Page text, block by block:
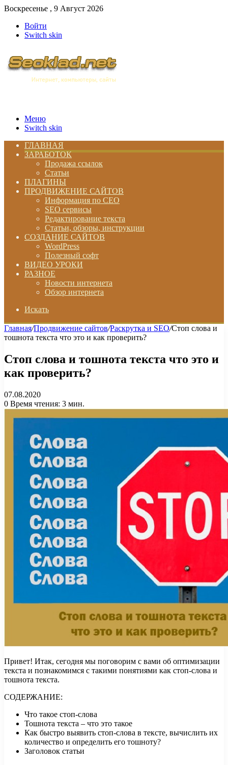
Воскресенье , 9 Август 2026
Войти
Switch skin
Меню
Switch skin
ГЛАВНАЯ
ЗАРАБОТОК
Продажа ссылок
Статьи
ПЛАГИНЫ
ПРОДВИЖЕНИЕ САЙТОВ
Информация по СЕО
SEO сервисы
Редактирование текста
Статьи, обзоры, инструкции
СОЗДАНИЕ САЙТОВ
WordPress
Полезный софт
ВИДЕО УРОКИ
РАЗНОЕ
Новости интернета
Обзор интернета
Искать
Главная/Продвижение сайтов/Раскрутка и SEO/Стоп слова и
тошнота текста что это и как проверить?
Стоп слова и тошнота текста что это и
как проверить?
07.08.2020
0 Время чтения: 3 мин.
Привет! Итак, сегодня мы поговорим с вами об оптимизации
текста и познакомимся с такими понятиями как стоп-слова и
тошнота текста.
СОДЕРЖАНИЕ:
Что такое стоп-слова
Тошнота текста – что это такое
Как быстро выявить стоп-слова в тексте, вычислить их
количество и определить его тошноту?
Заголовок статьи